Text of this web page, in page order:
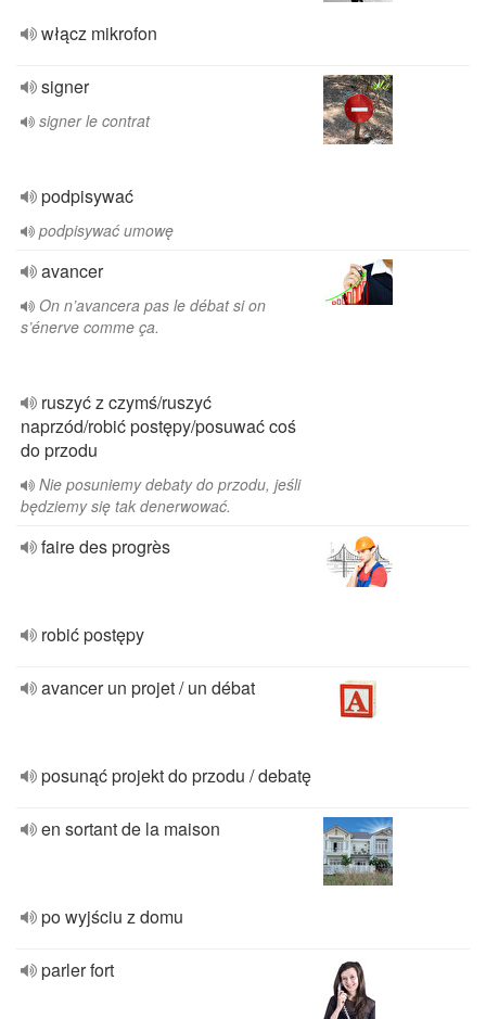
włącz mikrofon
signer
signer le contrat
podpisywać
podpisywać umowę
avancer
On n’avancera pas le débat si on
s’énerve comme ça.
ruszyć z czymś/ruszyć
naprzód/robić postępy/posuwać coś
do przodu
Nie posuniemy debaty do przodu, jeśli
będziemy się tak denerwować.
faire des progrès
robić postępy
avancer un projet / un débat
posunąć projekt do przodu / debatę
en sortant de la maison
po wyjściu z domu
parler fort